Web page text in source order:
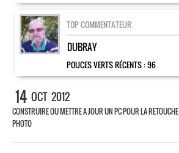
TOP COMMENTATEUR
DUBRAY
POUCES VERTS RÉCENTS :96
14 OCT 2012
CONSTRUIRE OU METTRE A JOUR UN PC POUR LA RETOUCHE
PHOTO